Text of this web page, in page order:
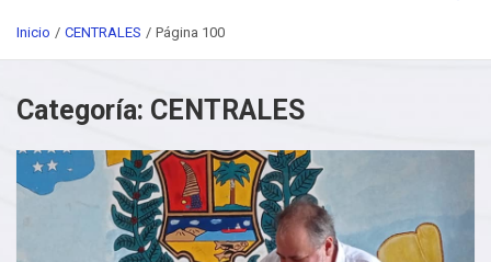
Inicio CENTRALES Página 100
Categoría: CENTRALES